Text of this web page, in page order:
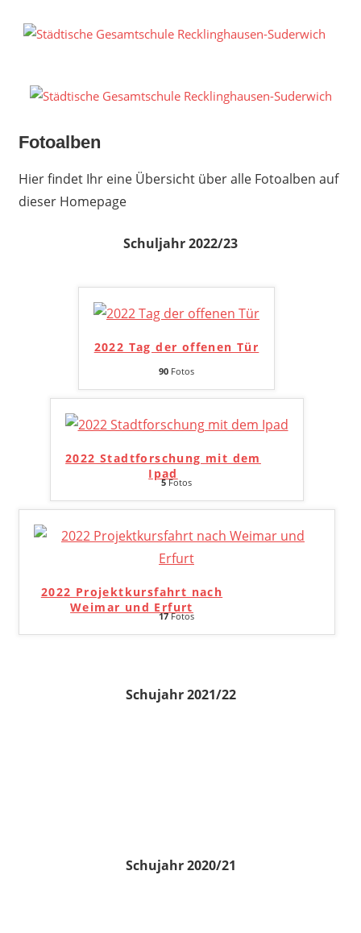
Inhalt
Fotoalben
Hier findet Ihr eine Übersicht über alle Fotoalben auf
dieser Homepage
Schuljahr 2022/23
2022 Tag der offenen Tür
90 Fotos
2022 Stadtforschung mit dem
Ipad
5Fotos
2022 Projektkursfahrt nach
Weimar und Erfurt
17Fotos
Schujahr 2021/22
Schujahr 2020/21